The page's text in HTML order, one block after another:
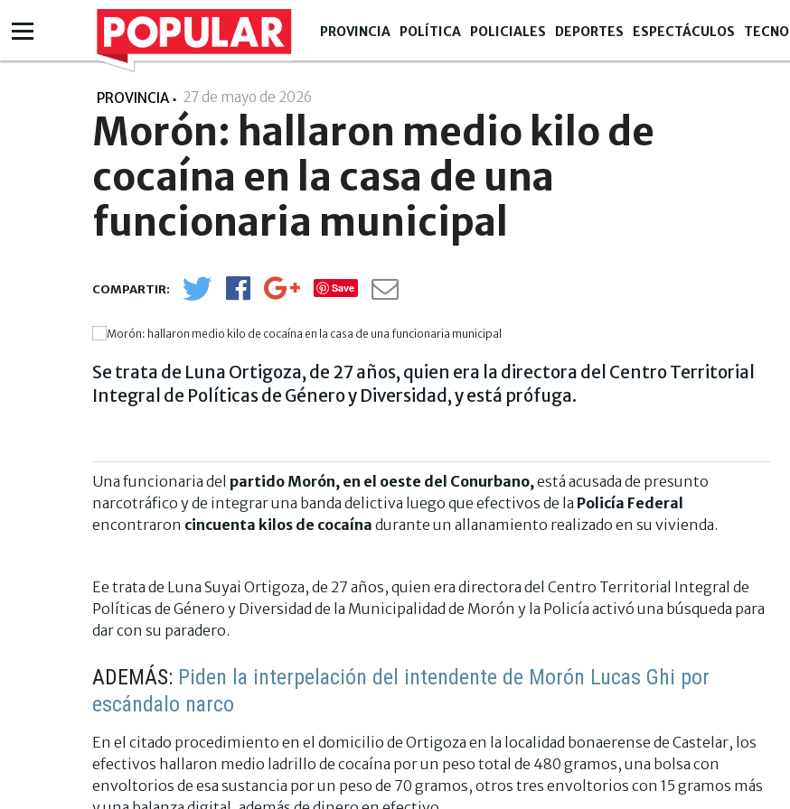
PROVINCIA POLÍTICA POLICIALES DEPORTES ESPECTÁCULOS TECNO
PROVINCIA 27 de mayo de 2026
Morón: hallaron medio kilo de
cocaína en la casa de una
funcionaria municipal
Save
Se trata de Luna Ortigoza, de 27 años, quien era la directora del Centro Territorial
Integral de Políticas de Género y Diversidad, y está prófuga.
Una funcionaria del partido Morón, en el oeste del Conurbano, está acusada de presunto
narcotráfico y de integrar una banda delictiva luego que efectivos de la Policía Federal
encontraron cincuenta kilos de cocaína durante un allanamiento realizado en su vivienda.
Ee trata de Luna Suyai Ortigoza, de 27 años, quien era directora del Centro Territorial Integral de
Políticas de Género y Diversidad de la Municipalidad de Morón y la Policía activó una búsqueda para
dar con su paradero.
ADEMÁS: Piden la interpelación del intendente de Morón Lucas Ghi por
escándalo narco
En el citado procedimiento en el domicilio de Ortigoza en la localidad bonaerense de Castelar, los
efectivos hallaron medio ladrillo de cocaína por un peso total de 480 gramos, una bolsa con
envoltorios de esa sustancia por un peso de 70 gramos, otros tres envoltorios con 15 gramos más